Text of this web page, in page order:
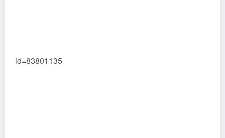
id=83801135